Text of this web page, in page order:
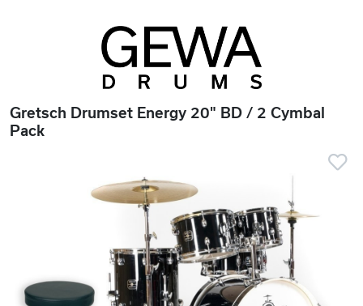
Gretsch Drumset Energy 20" BD / 2 Cymbal
Pack